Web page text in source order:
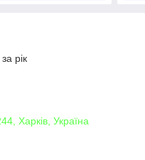
рік
Харків, Україна